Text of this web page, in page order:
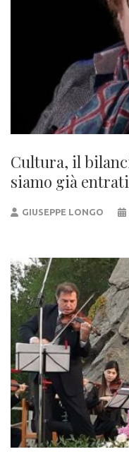
Cultura, il
siamo già
GIUSEPPE LONGO